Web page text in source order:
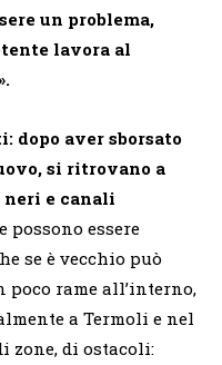
un problema,
lavora al
dopo aver sborsato
si ritrovano a
e canali
possono essere
se è vecchio può
poco rame all’interno,
a Termoli e nel
zone, di ostacoli: